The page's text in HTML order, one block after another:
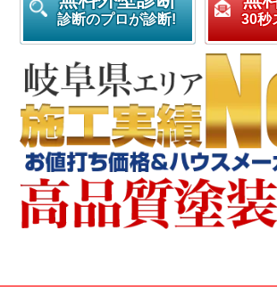
診断のプロが診断! 30秒